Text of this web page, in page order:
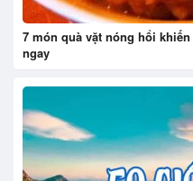
7 món quà vặt nóng hổi
ngay